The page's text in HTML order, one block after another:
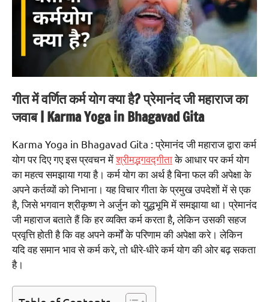
गीत में वर्णित कर्म योग क्या है? प्रेमानंद जी महाराज का
जवाब | Karma Yoga in Bhagavad Gita
Karma Yoga in Bhagavad Gita : प्रेमानंद जी महाराज द्वारा कर्म
योग पर दिए गए इस प्रवचन मेंश्रीमद्भगवद्गीताके आधार पर कर्म योग
का महत्व समझाया गया है। कर्म योग का अर्थ है बिना फल की अपेक्षा के
अपने कर्तव्यों को निभाना। यह विचार गीता के प्रमुख उपदेशों में से एक
है, जिसे भगवान श्रीकृष्ण ने अर्जुन को युद्धभूमि में समझाया था। प्रेमानंद
जी महाराज बताते हैं कि हर व्यक्ति कर्म करता है, लेकिन उसकी सहज
प्रवृत्ति होती है कि वह अपने कर्मों के परिणाम की अपेक्षा करे। लेकिन
यदि वह समान भाव से कर्म करे, तो धीरे-धीरे कर्म योग की ओर बढ़ सकता
है।